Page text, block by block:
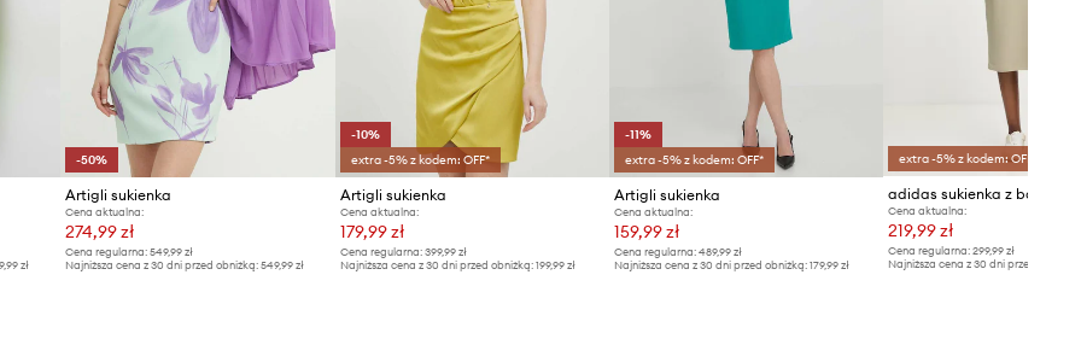
zł
-50%
Artigli sukienka
Cena aktualna:
274,99 zł
Cena regularna: 549,99 zł
Najniższa cena z 30 dni przed obniżką: 549,99 zł
-10%
extra -5% z kodem: OFF*
Artigli sukienka
Cena aktualna:
179,99 zł
Cena regularna: 399,99 zł
Najniższa cena z 30 dni przed obniżką: 199,99 zł
-11%
extra -5% z kodem: OFF*
Artigli sukienka
Cena aktualna:
159,99 zł
Cena regularna:489,99 zł
Najniższa cena z 30 dni przed obniżką:179,99 zł
extra -5% z kodem: OFF*
adidas sukienka z bawełną
Cena aktualna:
219,99 zł
Cena regularna: 299,99 zł
Najniższa cena z 30 dni przed obniżką: